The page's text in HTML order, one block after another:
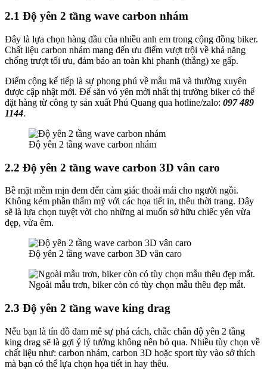
2.1 Độ yên 2 tầng wave carbon nhám
Đây là lựa chọn hàng đầu của nhiều anh em trong cộng đồng biker.
Chất liệu carbon nhám mang đến ưu điểm vượt trội về khả năng
chống trượt tối ưu, đảm bảo an toàn khi phanh (thắng) xe gấp.
Điểm cộng kế tiếp là sự phong phú về mẫu mã và thường xuyên
được cập nhật mới. Để săn vỏ yên mới nhất thị trường biker có thể
đặt hàng từ công ty sản xuất Phú Quang qua hotline/zalo: 097 489
1144.
Độ yên 2 tầng wave carbon nhám
2.2 Độ yên 2 tầng wave carbon 3D vân caro
Bề mặt mềm mịn đem đến cảm giác thoải mái cho người ngồi.
Không kém phần thẩm mỹ với các họa tiết in, thêu thời trang. Đây
sẽ là lựa chọn tuyệt vời cho những ai muốn sở hữu chiếc yên vừa
đẹp, vừa êm.
Độ yên 2 tầng wave carbon 3D vân caro
Ngoài mẫu trơn, biker còn có tùy chọn mẫu thêu đẹp mắt.
2.3 Độ yên 2 tầng wave king drag
Nếu bạn là tín đồ đam mê sự phá cách, chắc chắn độ yên 2 tầng
king drag sẽ là gợi ý lý tưởng không nên bỏ qua. Nhiều tùy chọn về
chất liệu như: carbon nhám, carbon 3D hoặc sport tùy vào sở thích
mà bạn có thể lựa chọn họa tiết in hay thêu.